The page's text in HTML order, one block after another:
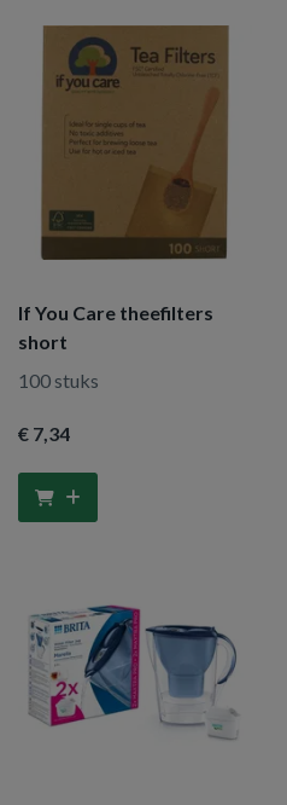
If You Care theefilters
short
100 stuks
€ 7,34